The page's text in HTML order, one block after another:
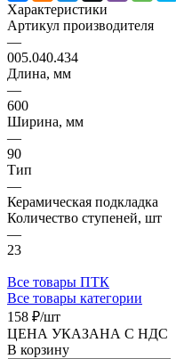
Характеристики
Артикул производителя
—
005.040.434
Длина, мм
—
600
Ширина, мм
—
90
Тип
—
Керамическая подкладка
Количество ступеней, шт
—
23
Все товары ПТК
Все товары категории
158 ₽/шт
ЦЕНА УКАЗАНА С НДС
В корзину